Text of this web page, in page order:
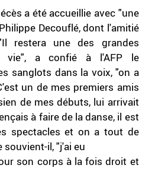
a été accueillie avec "une
Decouflé, dont l'amitié
restera une des grandes
vie", a confié à l'AFP le
sanglots dans la voix, "on a
un de mes premiers amis
de mes débuts, lui arrivait
à faire de la danse, il est
spectacles et on a tout de
il, "j'ai eu
son corps à la fois droit et